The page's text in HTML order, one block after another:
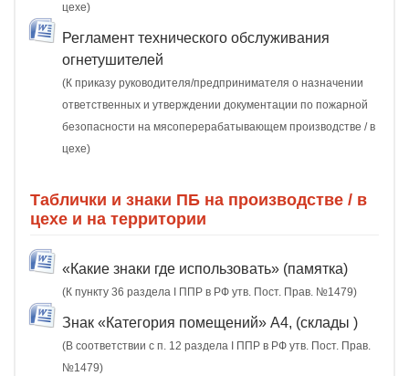
цехе)
Регламент технического обслуживания
огнетушителей
(К приказу руководителя/предпринимателя о назначении
ответственных и утверждении документации по пожарной
безопасности на мясоперерабатывающем производстве / в
цехе)
Таблички и знаки ПБ на производстве / в
цехе и на территории
«Какие знаки где использовать» (памятка)
(К пункту 36 раздела I ППР в РФ утв. Пост. Прав. №1479)
Знак «Категория помещений» А4, (склады )
(В соответствии с п. 12 раздела I ППР в РФ утв. Пост. Прав.
№1479)